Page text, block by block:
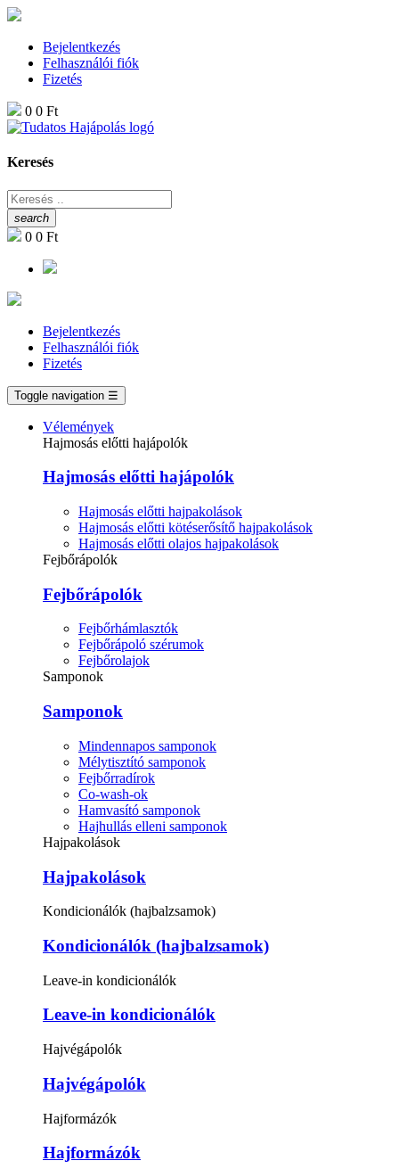
Bejelentkezés
Felhasználói fiók
Fizetés
0 0 Ft
Keresés
search
0 0 Ft
Bejelentkezés
Felhasználói fiók
Fizetés
Toggle navigation ☰
Vélemények
Hajmosás előtti hajápolók
Hajmosás előtti hajápolók
Hajmosás előtti hajpakolások
Hajmosás előtti kötéserősítő hajpakolások
Hajmosás előtti olajos hajpakolások
Fejbőrápolók
Fejbőrápolók
Fejbőrhámlasztók
Fejbőrápoló szérumok
Fejbőrolajok
Samponok
Samponok
Mindennapos samponok
Mélytisztító samponok
Fejbőrradírok
Co-wash-ok
Hamvasító samponok
Hajhullás elleni samponok
Hajpakolások
Hajpakolások
Kondicionálók (hajbalzsamok)
Kondicionálók (hajbalzsamok)
Leave-in kondicionálók
Leave-in kondicionálók
Hajvégápolók
Hajvégápolók
Hajformázók
Hajformázók